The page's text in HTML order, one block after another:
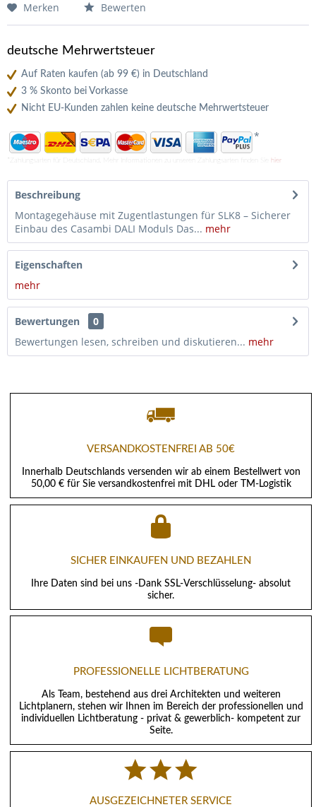
Merken Bewerten
deutsche Mehrwertsteuer
Auf Raten kaufen (ab 99 €) in Deutschland
3 % Skonto bei Vorkasse
Nicht EU-Kunden zahlen keine deutsche Mehrwertsteuer
*
*Zahlungsarten für Deutschland. Mehr Informationen zu unseren Zahlungsarten finden Sie hier
Beschreibung
Montagegehäuse mit Zugentlastungen für SLK8 – Sicherer
Einbau des Casambi DALI Moduls Das... mehr
Eigenschaften
mehr
Bewertungen
0
Bewertungen lesen, schreiben und diskutieren... mehr
VERSANDKOSTENFREI AB 50€
Innerhalb Deutschlands versenden wir ab einem Bestellwert von
50,00 € für Sie versandkostenfrei mit DHL oder TM-Logistik
SICHER EINKAUFEN UND BEZAHLEN
Ihre Daten sind bei uns -Dank SSL-Verschlüsselung- absolut
sicher.
PROFESSIONELLE LICHTBERATUNG
Als Team, bestehend aus drei Architekten und weiteren
Lichtplanern, stehen wir Ihnen im Bereich der professionellen und
individuellen Lichtberatung - privat & gewerblich- kompetent zur
Seite.
AUSGEZEICHNETER SERVICE